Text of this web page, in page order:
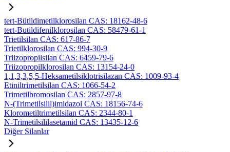
tert-Bütildimetilklorosilan CAS: 18162-48-6
tert-Butildifenilklorosilan CAS: 58479-61-1
Trietilsilan CAS: 617-86-7
Trietilklorosilan CAS: 994-30-9
Triizopropilsilan CAS: 6459-79-6
Triizopropilklorosilan CAS: 13154-24-0
1,1,3,3,5,5-Heksametilsiklotrisilazan CAS: 1009-93-4
Etiniltrimetilsilan CAS: 1066-54-2
Trimetilbromosilan CAS: 2857-97-8
N-(Trimetilsilil)imidazol CAS: 18156-74-6
Klorometiltrimetilsilan CAS: 2344-80-1
N-Trimetilsililasetamid CAS: 13435-12-6
Diğer Silanlar